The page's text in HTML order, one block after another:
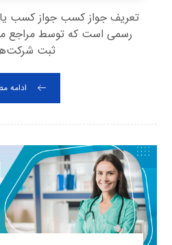
تعریف جواز کسب جواز کسب
رسمی است که توسط مراجع
ثبت
ادامه